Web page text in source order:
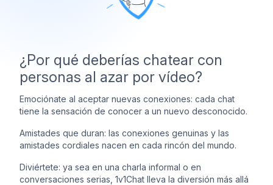
¿Por qué deberías chatear con
personas al azar por vídeo?
Emociónate al aceptar nuevas conexiones: cada chat
tiene la sensación de conocer a un nuevo desconocido.
Amistades que duran: las conexiones genuinas y las
amistades cordiales nacen en cada rincón del mundo.
Diviértete: ya sea en una charla informal o en
conversaciones serias, 1v1Chat lleva la diversión más allá